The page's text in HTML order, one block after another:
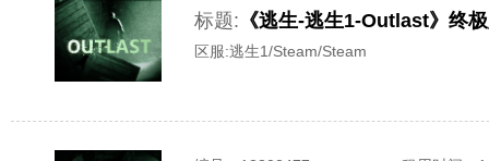
标题: 《逃生-逃生1-Outlast》终
区服:逃生1/Steam/Steam